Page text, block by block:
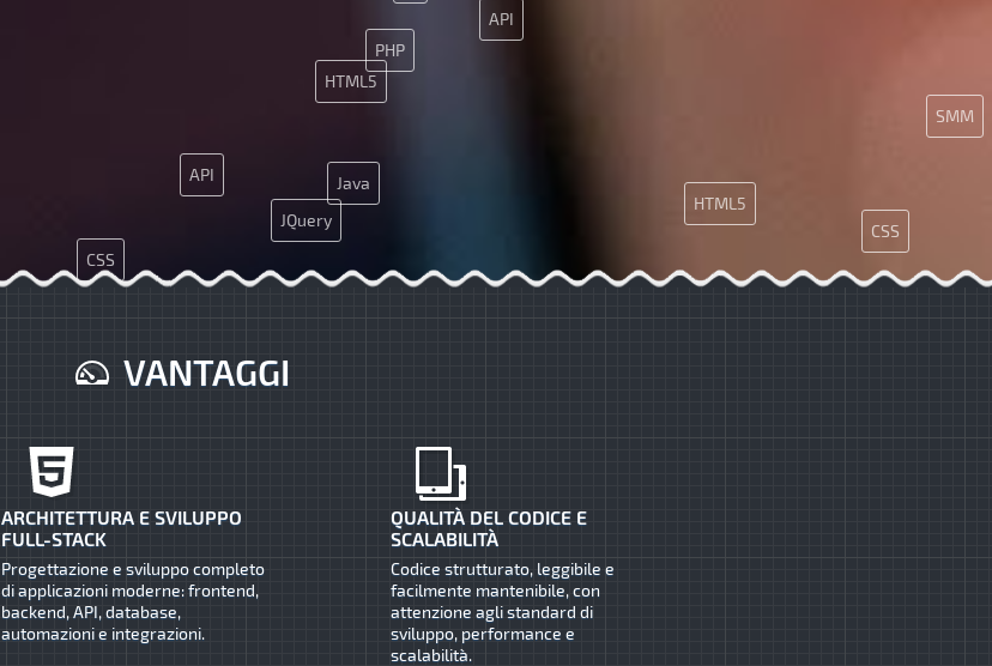
HTML5
Java
API
CSS
PHP
HTML5
JQuery
SMM
API
CSS
VANTAGGI
ARCHITETTURA E SVILUPPO
FULL-STACK
Progettazione e sviluppo completo
di applicazioni moderne: frontend,
backend, API, database,
automazioni e integrazioni.
QUALITÀ DEL CODICE E
SCALABILITÀ
Codice strutturato, leggibile e
facilmente mantenibile, con
attenzione agli standard di
sviluppo, performance e
scalabilità.